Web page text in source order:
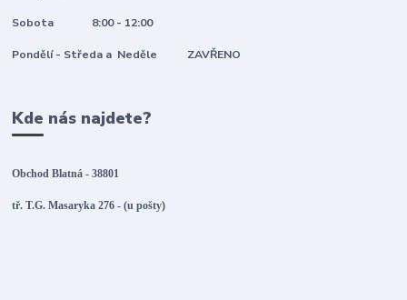
Sobota 8:00 - 12:00
Pondělí - Středa a Neděle ZAVŘENO
Kde nás najdete?
Obchod Blatná - 38801
tř. T.G. Masaryka 276 - (u pošty)